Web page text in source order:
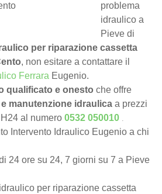
problema
idraulico a
Pieve di
per riparazione cassetta
, non esitare a contattare il
Ferrara Eugenio.
qualificato e onesto che offre
manutenzione idraulica a prezzi
al numero0532 050010 .
Intervento Idraulico Eugenio a chi
24 ore su 24, 7 giorni su 7 a Pieve
per riparazione cassetta